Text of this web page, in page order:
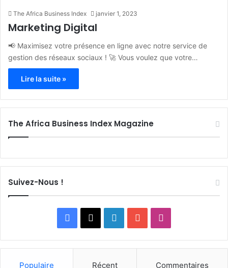
The Africa Business Index janvier 1, 2023
Marketing Digital
📢 Maximisez votre présence en ligne avec notre service de
gestion des réseaux sociaux ! 🚀 Vous voulez que votre…
Lire la suite »
The Africa Business Index Magazine
Suivez-Nous !
a
i
o
n
Populaire Récent Commentaires